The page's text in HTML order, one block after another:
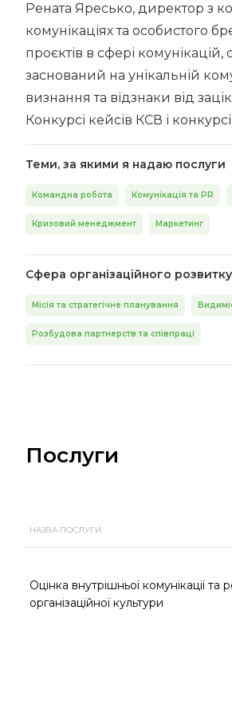
Рената Яресько, директор з
комунікаціях та особистого
проєктів в сфері комунікацій,
заснований на унікальній
визнання та відзнаки від
Конкурсі кейсів КСВ і
Теми, за якими я надаю послуги
Командна робота Комунікація та PR
Кризовий менеджмент Маркетинг
Сфера організаційного
Місія та стратегічне планування
Розбудова партнерств та співпраці
Послуги
НАЗВА ПОСЛУГИ
Оцінка внутрішньої комунікації та
організаційної культури